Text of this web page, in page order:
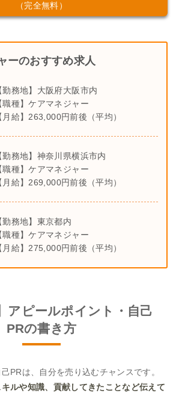
（完全無料）
ーのおすすめ求人
勤務地】大阪府大阪市内
職種】ケアマネジャー
月給】263,000円前後（平均）
勤務地】神奈川県横浜市内
職種】ケアマネジャー
月給】269,000円前後（平均）
勤務地】東京都内
職種】ケアマネジャー
月給】275,000円前後（平均）
アピールポイント・自己
PRの書き方
PRは、自分を売り込むチャンスです。
ルや知識、貢献してきたことなど伝えて